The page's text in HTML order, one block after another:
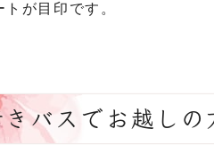
が目印です。
バスでお越しの